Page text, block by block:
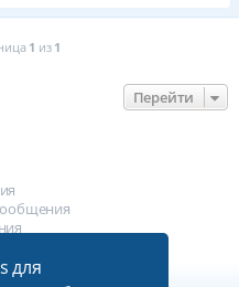
для
1 из 1
Перейти